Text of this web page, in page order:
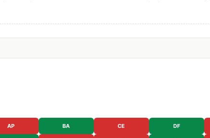
AP BA CE DF